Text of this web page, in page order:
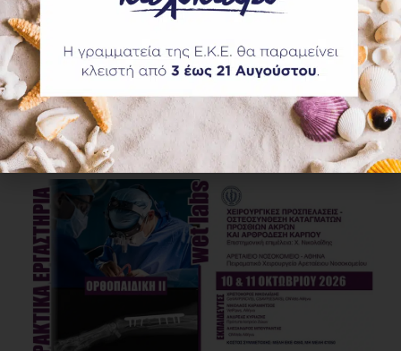
Χειρουργική Κοιλίας, 12 & 13 Σεπτεμβρίου,
Περισσότερα...